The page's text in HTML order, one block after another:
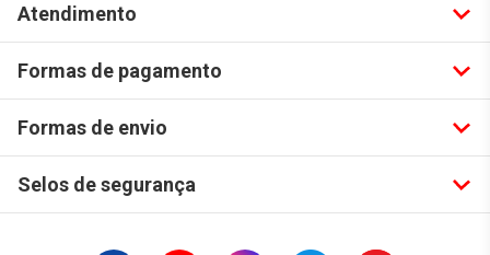
Atendimento
Formas de pagamento
Formas de envio
Selos de segurança